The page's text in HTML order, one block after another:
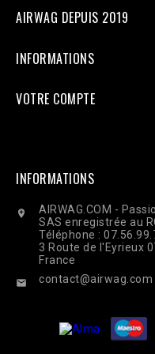
AIRWAG DEPUIS 2019
INFORMATIONS
VOTRE COMPTE
INFORMATIONS

AIRWAG.COM -
SAS enregistrée au
Téléphone :
3 Route de l'Eyrieux
France
 contact@airwag.com